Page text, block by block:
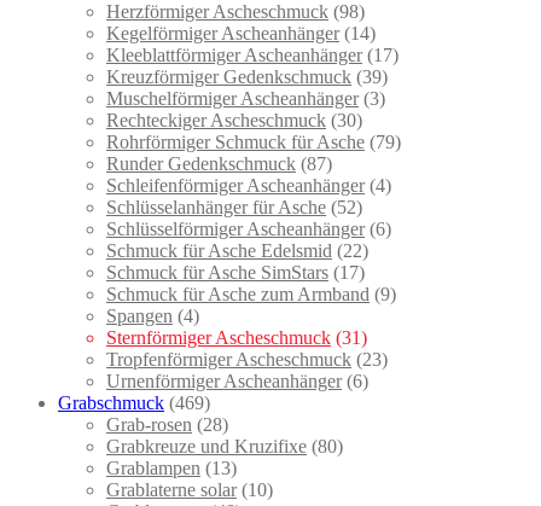
Herzförmiger Ascheschmuck (98)
Kegelförmiger Ascheanhänger (14)
Kleeblattförmiger Ascheanhänger (17)
Kreuzförmiger Gedenkschmuck (39)
Muschelförmiger Ascheanhänger (3)
Rechteckiger Ascheschmuck (30)
Rohrförmiger Schmuck für Asche (79)
Runder Gedenkschmuck (87)
Schleifenförmiger Ascheanhänger (4)
Schlüsselanhänger für Asche (52)
Schlüsselförmiger Ascheanhänger (6)
Schmuck für Asche Edelsmid (22)
Schmuck für Asche SimStars (17)
Schmuck für Asche zum Armband (9)
Spangen (4)
Sternförmiger Ascheschmuck (31)
Tropfenförmiger Ascheschmuck (23)
Urnenförmiger Ascheanhänger (6)
Grabschmuck (469)
Grab-rosen (28)
Grabkreuze und Kruzifixe (80)
Grablampen (13)
Grablaterne solar (10)